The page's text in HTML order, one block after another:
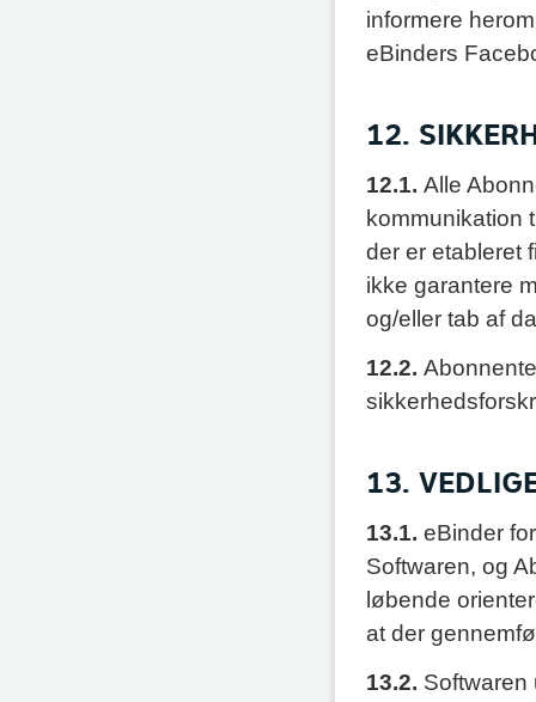
informere
eBinders
12.
12.1. Alle
kommunikation
der er etableret
ikke garantere
og/eller tab af
12.2.
13.
13.1. eBinder
Softwaren, og
løbende
at der
13.2. Softwaren